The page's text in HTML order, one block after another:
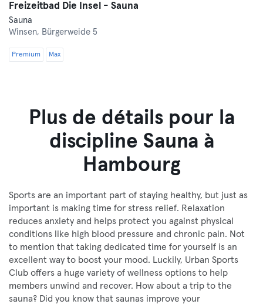
Freizeitbad Die Insel - Sauna
Sauna
Winsen, Bürgerweide 5
Premium Max
Plus de détails pour la
discipline Sauna à
Hambourg
Sports are an important part of staying healthy, but just as
important is making time for stress relief. Relaxation
reduces anxiety and helps protect you against physical
conditions like high blood pressure and chronic pain. Not
to mention that taking dedicated time for yourself is an
excellent way to boost your mood. Luckily, Urban Sports
Club offers a huge variety of wellness options to help
members unwind and recover. How about a trip to the
sauna? Did you know that saunas improve your